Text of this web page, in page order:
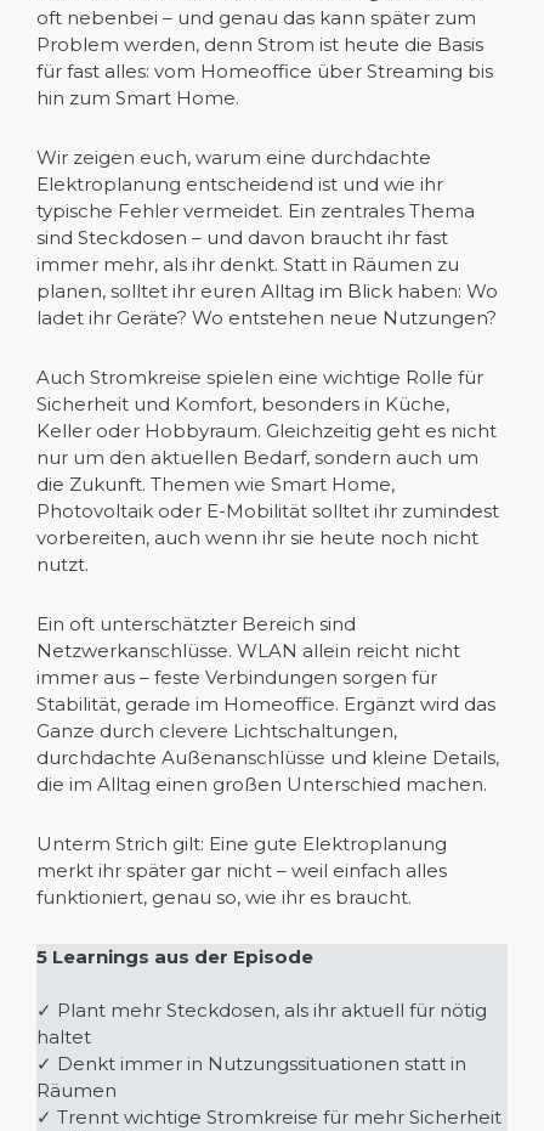
oft nebenbei – und genau das kann später zum
Problem werden, denn Strom ist heute die Basis
für fast alles: vom Homeoffice über Streaming bis
hin zum Smart Home.
Wir zeigen euch, warum eine durchdachte
Elektroplanung entscheidend ist und wie ihr
typische Fehler vermeidet. Ein zentrales Thema
sind Steckdosen – und davon braucht ihr fast
immer mehr, als ihr denkt. Statt in Räumen zu
planen, solltet ihr euren Alltag im Blick haben: Wo
ladet ihr Geräte? Wo entstehen neue Nutzungen?
Auch Stromkreise spielen eine wichtige Rolle für
Sicherheit und Komfort, besonders in Küche,
Keller oder Hobbyraum. Gleichzeitig geht es nicht
nur um den aktuellen Bedarf, sondern auch um
die Zukunft. Themen wie Smart Home,
Photovoltaik oder E-Mobilität solltet ihr zumindest
vorbereiten, auch wenn ihr sie heute noch nicht
nutzt.
Ein oft unterschätzter Bereich sind
Netzwerkanschlüsse. WLAN allein reicht nicht
immer aus – feste Verbindungen sorgen für
Stabilität, gerade im Homeoffice. Ergänzt wird das
Ganze durch clevere Lichtschaltungen,
durchdachte Außenanschlüsse und kleine Details,
die im Alltag einen großen Unterschied machen.
Unterm Strich gilt: Eine gute Elektroplanung
merkt ihr später gar nicht – weil einfach alles
funktioniert, genau so, wie ihr es braucht.
5 Learnings aus der Episode
✓ Plant mehr Steckdosen, als ihr aktuell für nötig
haltet
✓ Denkt immer in Nutzungssituationen statt in
Räumen
✓ Trennt wichtige Stromkreise für mehr Sicherheit